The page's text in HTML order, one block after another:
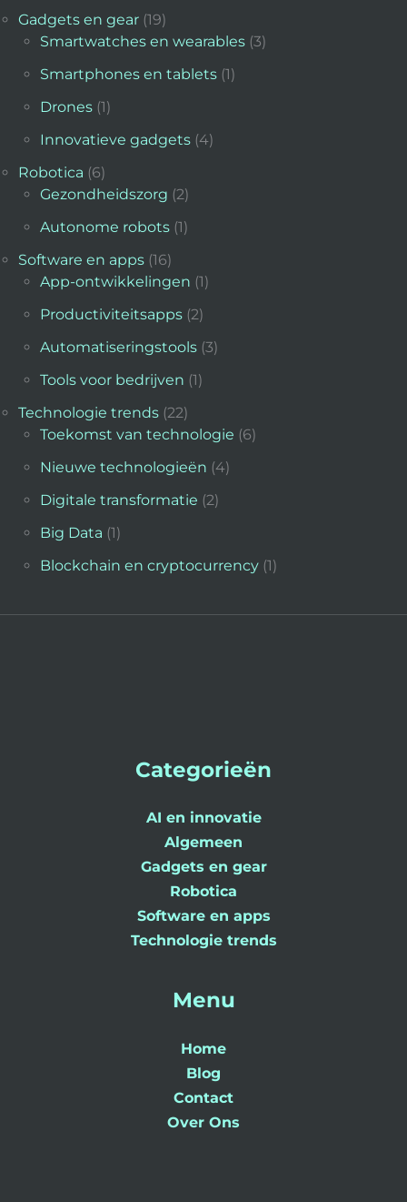
Gadgets en gear (19)
Smartwatches en wearables (3)
Smartphones en tablets (1)
Drones (1)
Innovatieve gadgets (4)
Robotica (6)
Gezondheidszorg (2)
Autonome robots (1)
Software en apps (16)
App-ontwikkelingen (1)
Productiviteitsapps (2)
Automatiseringstools (3)
Tools voor bedrijven (1)
Technologie trends (22)
Toekomst van technologie (6)
Nieuwe technologieën (4)
Digitale transformatie (2)
Big Data (1)
Blockchain en cryptocurrency (1)
Categorieën
AI en innovatie
Algemeen
Gadgets en gear
Robotica
Software en apps
Technologie trends
Menu
Home
Blog
Contact
Over Ons